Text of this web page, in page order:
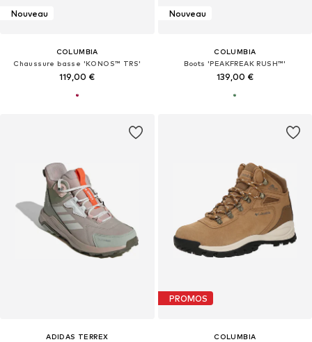
Nouveau
COLUMBIA
Chaussure basse 'KONOS™ TRS'
119,00 €
Nouveau
COLUMBIA
Boots 'PEAKFREAK RUSH™'
139,00 €
ADIDAS TERREX
PROMOS
COLUMBIA